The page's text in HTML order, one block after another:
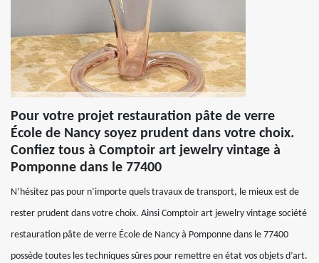
Pour votre projet restauration pâte de verre
École de Nancy soyez prudent dans votre choix.
Confiez tous à Comptoir art jewelry vintage à
Pomponne dans le 77400
N’hésitez pas pour n’importe quels travaux de transport, le mieux est de
rester prudent dans votre choix. Ainsi Comptoir art jewelry vintage société
restauration pâte de verre École de Nancy à Pomponne dans le 77400
possède toutes les techniques sûres pour remettre en état vos objets d’art.